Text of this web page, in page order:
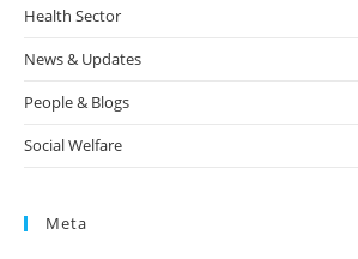
Health Sector
News & Updates
People & Blogs
Social Welfare
Meta